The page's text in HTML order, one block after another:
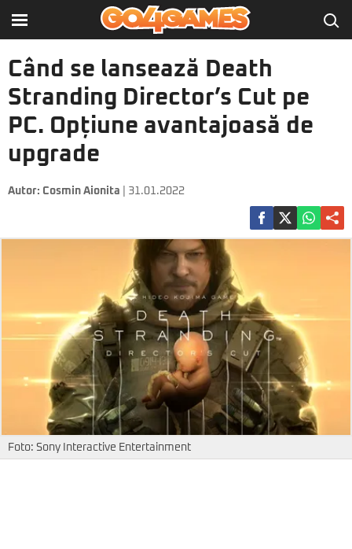
Când se lansează Death
Stranding Director’s Cut pe
PC. Opțiune avantajoasă de
upgrade
Autor: Cosmin Aionita | 31.01.2022
Foto: Sony Interactive Entertainment